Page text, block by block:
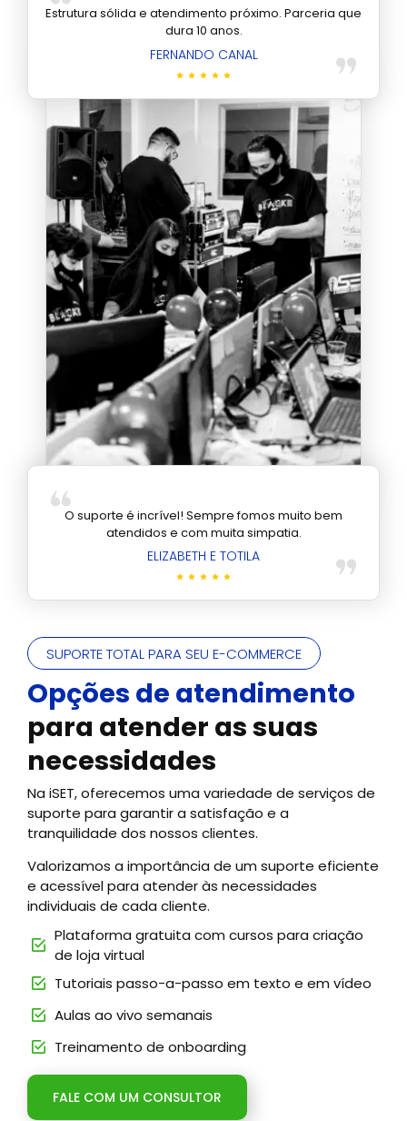
Estrutura sólida e atendimento próximo. Parceria que
dura 10 anos.
FERNANDO CANAL
O suporte é incrível! Sempre fomos muito bem
atendidos e com muita simpatia.
ELIZABETH E TOTILA
SUPORTE TOTAL PARA SEU E-COMMERCE
Opções de atendimento
para atender as suas
necessidades
Na iSET, oferecemos uma variedade de serviços de
suporte para garantir a satisfação e a
tranquilidade dos nossos clientes.
Valorizamos a importância de um suporte eficiente
e acessível para atender às necessidades
individuais de cada cliente.
Plataforma gratuita com cursos para criação
de loja virtual
Tutoriais passo-a-passo em texto e em vídeo
Aulas ao vivo semanais
Treinamento de onboarding
FALE COM UM CONSULTOR